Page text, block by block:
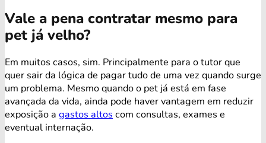
Vale a pena contratar mesmo para
pet já velho?
Em muitos casos, sim. Principalmente para o tutor que
quer sair da lógica de pagar tudo de uma vez quando surge
um problema. Mesmo quando o pet já está em fase
avançada da vida, ainda pode haver vantagem em reduzir
exposição a gastos altos com consultas, exames e
eventual internação.